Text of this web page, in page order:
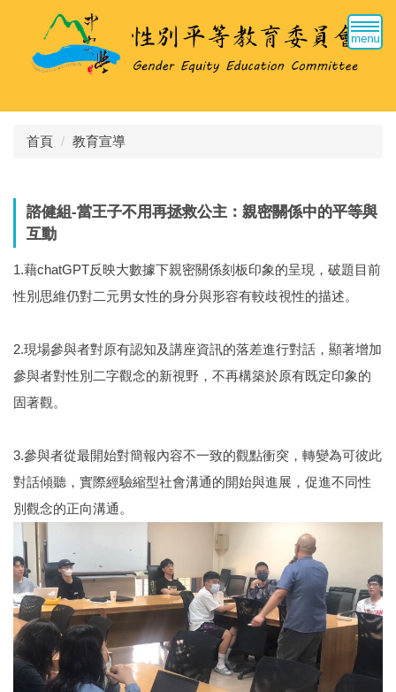
容
首頁 教育宣導
諮健組-當王子不用再拯救公主：親密關係中的平等與
互動
1.藉chatGPT反映大數據下親密關係刻板印象的呈現，破題目前
性別思維仍對二元男女性的身分與形容有較歧視性的描述。
2.現場參與者對原有認知及講座資訊的落差進行對話，顯著增加
參與者對性別二字觀念的新視野，不再構築於原有既定印象的
固著觀。
3.參與者從最開始對簡報內容不一致的觀點衝突，轉變為可彼此
對話傾聽，實際經驗縮型社會溝通的開始與進展，促進不同性
別觀念的正向溝通。